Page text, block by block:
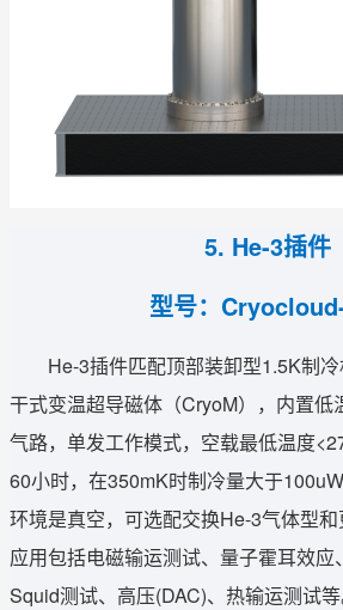
5. He-3插件
型号：
He-3插件匹配顶部装卸型1.5K制
干式变温超导磁体（CryoM），内置低
气路，单发工作模式，空载最低温度
60小时，在350mK时制冷量大于
环境是真空，可选配交换He-3气体型
应用包括电磁输运测试、量子霍耳效应
Squid测试、高压(DAC)、热输运测试等